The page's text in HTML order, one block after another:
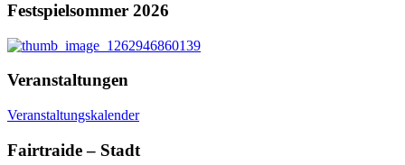
Festspielsommer 2026
Veranstaltungen
Veranstaltungskalender
Fairtraide – Stadt